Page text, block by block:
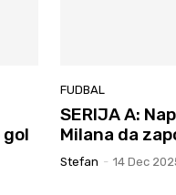
FUDBAL
SERIJA A:
Milana da
Stefan - 14 Dec